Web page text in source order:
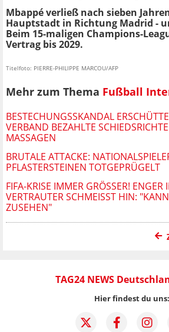
Mbappé verließ nach sieben
Hauptstadt in Richtung Madrid -
Beim 15-maligen Champions-
Vertrag bis 2029.
Titelfoto: PIERRE-PHILIPPE MARCOU/AFP
Mehr zum Thema Fußball
BESTECHUNGSSKANDAL
VERBAND BEZAHLTE
MASSAGEN
BRUTALE ATTACKE:
PFLASTERSTEINEN TOTGEPRÜGELT
FIFA-KRISE IMMER GRÖSSER! ENGER
ERTRAUTER SCHMEISST HIN: "KANN
SEHEN"
TAG24 NEWS
Hier findest du uns: